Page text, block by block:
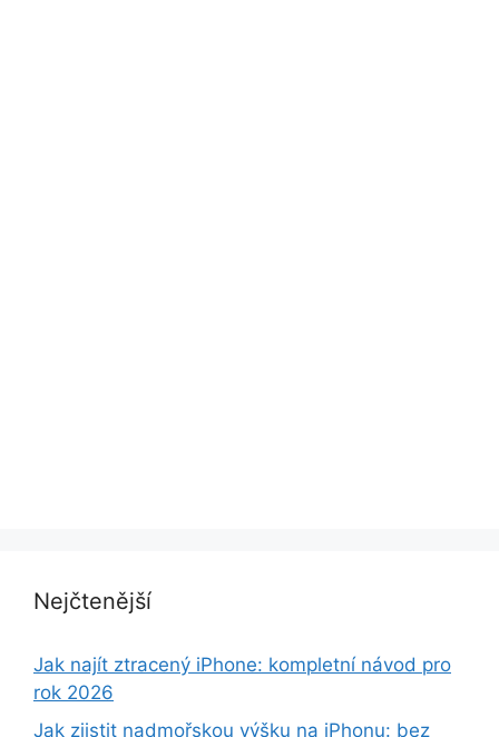
Nejčtenější
Jak najít ztracený iPhone: kompletní návod pro
rok 2026
Jak zjistit nadmořskou výšku na iPhonu: bez